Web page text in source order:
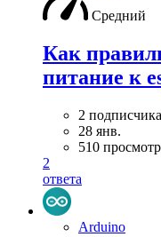
Средний
Как
питание к
2 подписчика
28 янв.
510
2
ответа
Arduino